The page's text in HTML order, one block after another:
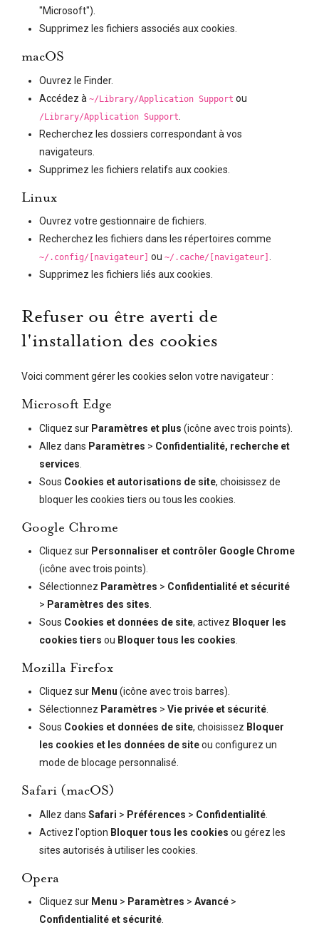
"Microsoft").
Supprimez les fichiers associés aux cookies.
macOS
Ouvrez le Finder.
Accédez à~/Library/Application Support ou
/Library/Application Support
Recherchez les dossiers correspondant à vos
navigateurs.
Supprimez les fichiers relatifs aux cookies.
Linux
Ouvrez votre gestionnaire de fichiers.
Recherchez les fichiers dans les répertoires comme
~/.config/[navigateur] ou~/.cache/[navigateur]
Supprimez les fichiers liés aux cookies.
Refuser ou être averti de
l'installation des cookies
Voici comment gérer les cookies selon votre navigateur :
Microsoft Edge
Cliquez sur Paramètres et plus (icône avec trois points).
Allez dans Paramètres > Confidentialité, recherche et
services
Sous Cookies et autorisations de site, choisissez de
bloquer les cookies tiers ou tous les cookies.
Google Chrome
Cliquez sur Personnaliser et contrôler Google Chrome
(icône avec trois points).
Sélectionnez Paramètres > Confidentialité et sécurité
> Paramètres des sites
Sous Cookies et données de site, activez Bloquer les
cookies tiers ou Bloquer tous les cookies
Mozilla Firefox
Cliquez sur Menu (icône avec trois barres).
Sélectionnez Paramètres >Vie privée et sécurité.
Sous Cookies et données de site, choisissez Bloquer
les cookies et les données de siteou configurez un
mode de blocage personnalisé.
Safari (macOS)
Allez dansSafari > Préférences > Confidentialité
Activez l'option Bloquer tous les cookies ou gérez les
sites autorisés à utiliser les cookies.
Opera
Cliquez sur Menu > Paramètres >Avancé >
Confidentialité et sécurité